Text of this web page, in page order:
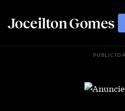
Joceilton Gomes